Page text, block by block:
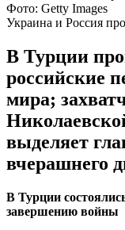
Фото: Getty Images
Украина и Россия
В Турции
российские
мира;
выделяет
вчерашнего
В Турции
завершению войны